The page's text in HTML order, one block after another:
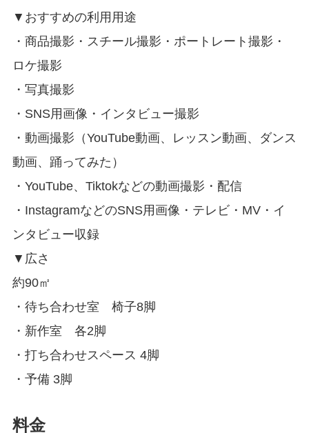
▼おすすめの利用用途
・商品撮影・スチール撮影・ポートレート撮影・
ロケ撮影
・写真撮影
・SNS用画像・インタビュー撮影
・動画撮影（YouTube動画、レッスン動画、ダンス
動画、踊ってみた）
・YouTube、Tiktokなどの動画撮影・配信
・InstagramなどのSNS用画像・テレビ・MV・イ
ンタビュー収録
▼広さ
約90㎡
・待ち合わせ室 椅子8脚
・新作室 各2脚
・打ち合わせスペース 4脚
・予備 3脚
料金
0:00
1:00